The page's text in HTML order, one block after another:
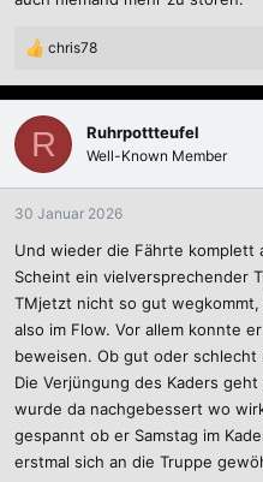
R
a
k
i
o
n
n
:
chris78
R Ruhrpottteufel
Well-Known Member
30 Januar 2026
Und wieder die Fährte komplett
Scheint ein vielversprechender
TMjetzt nicht so gut
also im Flow. Vor allem konnte
beweisen. Ob gut oder
Die Verjüngung des Kaders
wurde da nachgebessert wo
gespannt ob er Samstag im
erstmal sich an die Truppe